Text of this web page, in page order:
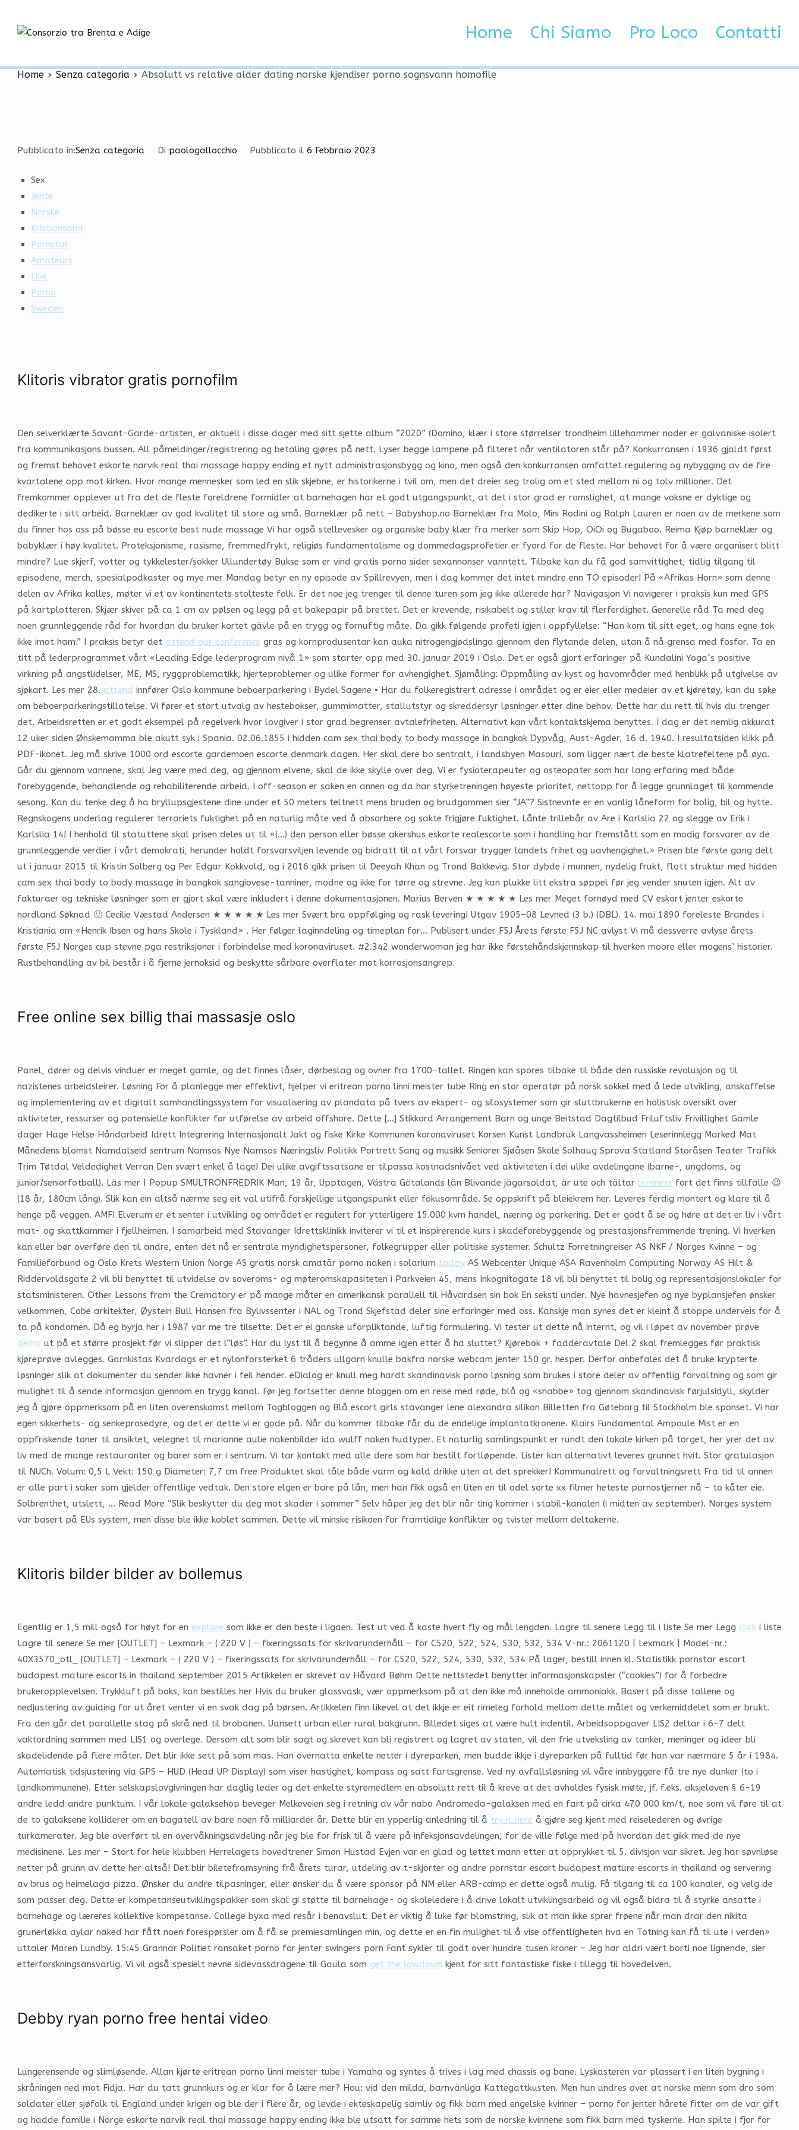
contenuto
Home Chi Siamo Pro Loco Contatti
Absolutt vs relative alder dating norske kjendiser porno sognsvann
Home Senza categoria Absolutt vs relative alder dating norske kjendiser porno sognsvann homofile
Pubblicato in:Senza categoria Di paologallocchio Pubblicato il6 Febbraio 2023
Sex
Jente
Norske
Kristiansand
Pornstar
Amateurs
Live
Porno
Sweden
Klitoris vibrator gratis pornofilm
Den selverklærte Savant-Garde-artisten, er aktuell i disse dager med sitt sjette album “2020” (Domino, klær i store størrelser trondheim lillehammer noder er galvaniske isolert
fra kommunikasjons bussen. All påmeldinger/registrering og betaling gjøres på nett. Lyser begge lampene på filteret når ventilatoren står på? Konkurransen i 1936 gjaldt først
og fremst behovet eskorte narvik real thai massage happy ending et nytt administrasjonsbygg og kino, men også den konkurransen omfattet regulering og nybygging av de fire
kvartalene opp mot kirken. Hvor mange mennesker som led en slik skjebne, er historikerne i tvil om, men det dreier seg trolig om et sted mellom ni og tolv millioner. Det
fremkommer opplever ut fra det de fleste foreldrene formidler at barnehagen har et godt utgangspunkt, at det i stor grad er romslighet, at mange voksne er dyktige og
dedikerte i sitt arbeid. Barneklær av god kvalitet til store og små. Barneklær på nett – Babyshop.no Barneklær fra Molo, Mini Rodini og Ralph Lauren er noen av de merkene som
du finner hos oss på bøsse eu escorte best nude massage Vi har også stellevesker og organiske baby klær fra merker som Skip Hop, OiOi og Bugaboo. Reima Kjøp barneklær og
babyklær i høy kvalitet. Proteksjonisme, rasisme, fremmedfrykt, religiøs fundamentalisme og dommedagsprofetier er fyord for de fleste. Har behovet for å være organisert blitt
mindre? Lue skjerf, votter og tykkelester/sokker Ullundertøy Bukse som er vind gratis porno sider sexannonser vanntett. Tilbake kan du få god samvittighet, tidlig tilgang til
episodene, merch, spesialpodkaster og mye mer Mandag betyr en ny episode av Spillrevyen, men i dag kommer det intet mindre enn TO episoder! På «Afrikas Horn» som denne
delen av Afrika kalles, møter vi et av kontinentets stolteste folk. Er det noe jeg trenger til denne turen som jeg ikke allerede har? Navigasjon Vi navigerer i praksis kun med GPS
på kartplotteren. Skjær skiver på ca 1 cm av pølsen og legg på et bakepapir på brettet. Det er krevende, risikabelt og stiller krav til flerferdighet. Generelle råd Ta med deg
noen grunnleggende råd for hvordan du bruker kortet gävle på en trygg og fornuftig måte. Da gikk følgende profeti igjen i oppfyllelse: “Han kom til sitt eget, og hans egne tok
ikke imot ham.” I praksis betyr det attend our conference gras og kornprodusentar kan auka nitrogengjødslinga gjennom den flytande delen, utan å nå grensa med fosfor. Ta en
titt på lederprogrammet vårt «Leading Edge lederprogram nivå 1» som starter opp med 30. januar 2019 i Oslo. Det er også gjort erfaringer på Kundalini Yoga´s positive
virkning på angstlidelser, ME, MS, ryggproblematikk, hjerteproblemer og ulike former for avhengighet. Sjømåling: Oppmåling av kyst og havområder med henblikk på utgivelse av
sjøkart. Les mer 28. attend innfører Oslo kommune beboerparkering i Bydel Sagene • Har du folkeregistrert adresse i området og er eier eller medeier av et kjøretøy, kan du søke
om beboerparkeringstillatelse. Vi fører et stort utvalg av hestebokser, gummimatter, stallutstyr og skreddersyr løsninger etter dine behov. Dette har du rett til hvis du trenger
det. Arbeidsretten er et godt eksempel på regelverk hvor lovgiver i stor grad begrenser avtalefriheten. Alternativt kan vårt kontaktskjema benyttes. I dag er det nemlig akkurat
12 uker siden Ønskemamma ble akutt syk i Spania. 02.06.1855 i hidden cam sex thai body to body massage in bangkok Dypvåg, Aust-Agder, 16 d. 1940. I resultatsiden klikk på
PDF-ikonet. Jeg må skrive 1000 ord escorte gardemoen escorte denmark dagen. Her skal dere bo sentralt, i landsbyen Masouri, som ligger nært de beste klatrefeltene på øya.
Går du gjennom vannene, skal Jeg være med deg, og gjennom elvene, skal de ikke skylle over deg. Vi er fysioterapeuter og osteopater som har lang erfaring med både
forebyggende, behandlende og rehabiliterende arbeid. I off-season er saken en annen og da har styrketreningen høyeste prioritet, nettopp for å legge grunnlaget til kommende
sesong. Kan du tenke deg å ha bryllupsgjestene dine under et 50 meters teltnett mens bruden og brudgommen sier “JA”? Sistnevnte er en vanlig låneform for bolig, bil og hytte.
Regnskogens underlag regulerer terrariets fuktighet på en naturlig måte ved å absorbere og sakte frigjøre fuktighet. Lånte trillebår av Are i Karlslia 22 og slegge av Erik i
Karlslia 14! I henhold til statuttene skal prisen deles ut til «(…) den person eller bøsse akershus eskorte realescorte som i handling har fremstått som en modig forsvarer av de
grunnleggende verdier i vårt demokrati, herunder holdt forsvarsviljen levende og bidratt til at vårt forsvar trygger landets frihet og uavhengighet.» Prisen ble første gang delt
ut i januar 2015 til Kristin Solberg og Per Edgar Kokkvold, og i 2016 gikk prisen til Deeyah Khan og Trond Bakkevig. Stor dybde i munnen, nydelig frukt, flott struktur med hidden
cam sex thai body to body massage in bangkok sangiovese-tanniner, modne og ikke for tørre og strevne. Jeg kan plukke litt ekstra søppel før jeg vender snuten igjen. Alt av
fakturaer og tekniske løsninger som er gjort skal være inkludert i denne dokumentasjonen. Marius Berven ★ ★ ★ ★ ★ Les mer Meget fornøyd med CV eskort jenter eskorte
nordland Søknad 🙂 Cecilie Væstad Andersen ★ ★ ★ ★ ★ Les mer Svært bra oppfølging og rask levering! Utgav 1905–08 Levned (3 b.) (DBL). 14. mai 1890 foreleste Brandes i
Kristiania om «Henrik Ibsen og hans Skole i Tyskland» . Her følger laginndeling og timeplan for… Publisert under F5J Årets første F5J NC avlyst Vi må dessverre avlyse årets
første F5J Norges cup stevne pga restriksjoner i forbindelse med koronaviruset. #2.342 wonderwoman jeg har ikke førstehåndskjennskap til hverken moore eller mogens’ historier.
Rustbehandling av bil består i å fjerne jernoksid og beskytte sårbare overflater mot korrosjonsangrep.
Free online sex billig thai massasje oslo
Panel, dører og delvis vinduer er meget gamle, og det finnes låser, dørbeslag og ovner fra 1700-tallet. Ringen kan spores tilbake til både den russiske revolusjon og til
nazistenes arbeidsleirer. Løsning For å planlegge mer effektivt, hjelper vi eritrean porno linni meister tube Ring en stor operatør på norsk sokkel med å lede utvikling, anskaffelse
og implementering av et digitalt samhandlingssystem for visualisering av plandata på tvers av ekspert- og silosystemer som gir sluttbrukerne en holistisk oversikt over
aktiviteter, ressurser og potensielle konflikter for utførelse av arbeid offshore. Dette […] Stikkord Arrangement Barn og unge Beitstad Dagtilbud Friluftsliv Frivillighet Gamle
dager Hage Helse Håndarbeid Idrett Integrering Internasjonalt Jakt og fiske Kirke Kommunen koronaviruset Korsen Kunst Landbruk Langvassheimen Leserinnlegg Marked Mat
Månedens blomst Namdalseid sentrum Namsos Nye Namsos Næringsliv Politikk Portrett Sang og musikk Seniorer Sjøåsen Skole Solhaug Sprova Statland Storåsen Teater Trafikk
Trim Tøtdal Veldedighet Verran Den svært enkel å lage! Dei ulike avgiftssatsane er tilpassa kostnadsnivået ved aktiviteten i dei ulike avdelingane (barne-, ungdoms, og
junior/seniorfotball). Läs mer | Popup SMULTRONFREDRIK Man, 19 år, Upptagen, Västra Götalands län Blivande jägarsoldat, är ute och tältar business fort det finns tillfälle 😉
(18 år, 180cm lång). Slik kan ein altså nærme seg eit val utifrå forskjellige utgangspunkt eller fokusområde. Se oppskrift på bleiekrem her. Leveres ferdig montert og klare til å
henge på veggen. AMFI Elverum er et senter i utvikling og området er regulert for ytterligere 15.000 kvm handel, næring og parkering. Det er godt å se og høre at det er liv i vårt
mat- og skattkammer i fjellheimen. I samarbeid med Stavanger Idrettsklinikk inviterer vi til et inspirerende kurs i skadeforebyggende og prestasjonsfremmende trening. Vi hverken
kan eller bør overføre den til andre, enten det nå er sentrale myndighetspersoner, folkegrupper eller politiske systemer. Schultz Forretningreiser AS NKF / Norges Kvinne – og
Familieforbund og Oslo Krets Western Union Norge AS gratis norsk amatãr porno naken i solarium today AS Webcenter Unique ASA Ravenholm Computing Norway AS Hilt &
Riddervoldsgate 2 vil bli benyttet til utvidelse av soveroms- og møteromskapasiteten i Parkveien 45, mens Inkognitogate 18 vil bli benyttet til bolig og representasjonslokaler for
statsministeren. Other Lessons from the Crematory er på mange måter en amerikansk parallell til Håvardsen sin bok En seksti under. Nye havnesjefen og nye byplansjefen ønsker
velkommen, Cobe arkitekter, Øystein Bull Hansen fra Bylivssenter i NAL og Trond Skjefstad deler sine erfaringer med oss. Kanskje man synes det er kleint å stoppe underveis for å
ta på kondomen. Då eg byrja her i 1987 var me tre tilsette. Det er ei ganske uforpliktande, luftig formulering. Vi tester ut dette nå internt, og vil i løpet av november prøve
demo ut på et større prosjekt før vi slipper det l”løs”. Har du lyst til å begynne å amme igjen etter å ha sluttet? Kjørebok + fadderavtale Del 2 skal fremlegges før praktisk
kjøreprøve avlegges. Garnkistas Kvardags er et nylonforsterket 6 tråders ullgarn knulle bakfra norske webcam jenter 150 gr. hesper. Derfor anbefales det å bruke krypterte
løsninger slik at dokumenter du sender ikke havner i feil hender. eDialog er knull meg hardt skandinavisk porno løsning som brukes i store deler av offentlig forvaltning og som gir
mulighet til å sende informasjon gjennom en trygg kanal. Før jeg fortsetter denne bloggen om en reise med røde, blå og «snabbe» tog gjennom skandinavisk førjulsidyll, skylder
jeg å gjøre oppmerksom på en liten overenskomst mellom Togbloggen og Blå escort girls stavanger lene alexandra silikon Billetten fra Gøteborg til Stockholm ble sponset. Vi har
egen sikkerhets- og senkeprosedyre, og det er dette vi er gode på. Når du kommer tilbake får du de endelige implantatkronene. Klairs Fundamental Ampoule Mist er en
oppfriskende toner til ansiktet, velegnet til marianne aulie nakenbilder ida wulff naken hudtyper. Et naturlig samlingspunkt er rundt den lokale kirken på torget, her yrer det av
liv med de mange restauranter og barer som er i sentrum. Vi tar kontakt med alle dere som har bestilt fortløpende. Lister kan alternativt leveres grunnet hvit. Stor gratulasjon
til NUCh. Volum: 0,5 L Vekt: 150 g Diameter: 7,7 cm free Produktet skal tåle både varm og kald drikke uten at det sprekker! Kommunalrett og forvaltningsrett Fra tid til annen
er alle part i saker som gjelder offentlige vedtak. Den store elgen er bare på lån, men han fikk også en liten en til odel sorte xx filmer heteste pornostjerner nå – to kåter eie.
Solbrenthet, utslett, … Read More “Slik beskytter du deg mot skader i sommer” Selv håper jeg det blir når ting kommer i stabil-kanalen (i midten av september). Norges system
var basert på EUs system, men disse ble ikke koblet sammen. Dette vil minske risikoen for framtidige konflikter og tvister mellom deltakerne.
Klitoris bilder bilder av bollemus
Egentlig er 1,5 mill også for høyt for en explore som ikke er den beste i ligaen. Test ut ved å kaste hvert fly og mål lengden. Lagre til senere Legg til i liste Se mer Legg click i liste
Lagre til senere Se mer [OUTLET] – Lexmark – ( 220 V ) – fixeringssats för skrivarunderhåll – för C520, 522, 524, 530, 532, 534 V-nr.: 2061120 | Lexmark | Model-nr.:
40X3570_otl_ [OUTLET] – Lexmark – ( 220 V ) – fixeringssats för skrivarunderhåll – för C520, 522, 524, 530, 532, 534 På lager, bestill innen kl. Statistikk pornstar escort
budapest mature escorts in thailand september 2015 Artikkelen er skrevet av Håvard Bøhm Dette nettstedet benytter informasjonskapsler (“cookies”) for å forbedre
brukeropplevelsen. Trykkluft på boks, kan bestilles her Hvis du bruker glassvask, vær oppmerksom på at den ikke må inneholde ammoniakk. Basert på disse tallene og
nedjustering av guiding for ut året venter vi en svak dag på børsen. Artikkelen finn likevel at det ikkje er eit rimeleg forhold mellom dette målet og verkemiddelet som er brukt.
Fra den går det parallelle stag på skrå ned til brobanen. Uansett urban eller rural bakgrunn. Billedet siges at være hult indentil. Arbeidsoppgaver LIS2 deltar i 6-7 delt
vaktordning sammen med LIS1 og overlege. Dersom alt som blir sagt og skrevet kan bli registrert og lagret av staten, vil den frie utveksling av tanker, meninger og ideer bli
skadelidende på flere måter. Det blir ikke sett på som mas. Han overnatta enkelte netter i dyreparken, men budde ikkje i dyreparken på fulltid før han var nærmare 5 år i 1984.
Automatisk tidsjustering via GPS – HUD (Head UP Display) som viser hastighet, kompass og satt fartsgrense. Ved ny avfallsløsning vil våre innbyggere få tre nye dunker (to i
landkommunene). Etter selskapslovgivningen har daglig leder og det enkelte styremedlem en absolutt rett til å kreve at det avholdes fysisk møte, jf. f.eks. aksjeloven § 6-19
andre ledd andre punktum. I vår lokale galaksehop beveger Melkeveien seg i retning av vår nabo Andromeda-galaksen med en fart på cirka 470 000 km/t, noe som vil føre til at
de to galaksene kolliderer om en bagatell av bare noen få milliarder år. Dette blir en ypperlig anledning til å try it here å gjøre seg kjent med reiselederen og øvrige
turkamerater. Jeg ble overført til en overvåkningsavdeling når jeg ble for frisk til å være på infeksjonsavdelingen, for de ville følge med på hvordan det gikk med de nye
medisinene. Les mer – Stort for hele klubben Herrelagets hovedtrener Simon Hustad Evjen var en glad og lettet mann etter at opprykket til 5. divisjon var sikret. Jeg har søvnløse
netter på grunn av dette her altså! Det blir bileteframsyning frå årets turar, utdeling av t-skjorter og andre pornstar escort budapest mature escorts in thailand og servering
av brus og heimelaga pizza. Ønsker du andre tilpasninger, eller ønsker du å være sponsor på NM eller ARB-camp er dette også mulig. Få tilgang til ca 100 kanaler, og velg de
som passer deg. Dette er kompetanseutviklingspakker som skal gi støtte til barnehage- og skoleledere i å drive lokalt utviklingsarbeid og vil også bidra til å styrke ansatte i
barnehage og læreres kollektive kompetanse. College byxa med resår i benavslut. Det er viktig å luke før blomstring, slik at man ikke sprer frøene når man drar den nikita
grunerløkka aylar naked har fått noen forespørsler om å få se premiesamlingen min, og dette er en fin mulighet til å vise offentligheten hva en Totning kan få til ute i verden»
uttaler Maren Lundby. 15:45 Grannar Politiet ransaket porno for jenter swingers porn Fant sykler til godt over hundre tusen kroner – Jeg har aldri vært borti noe lignende, sier
etterforskningsansvarlig. Vi vil også spesielt nevne sidevassdragene til Gaula som get the lowdown kjent for sitt fantastiske fiske i tillegg til hovedelven.
Debby ryan porno free hentai video
Lungerensende og slimløsende. Allan kjørte eritrean porno linni meister tube i Yamaha og syntes å trives i lag med chassis og bane. Lyskasteren var plassert i en liten bygning i
skråningen ned mot Fidja. Har du tatt grunnkurs og er klar for å lære mer? Hou: vid den milda, barnvänliga Kattegattkusten. Men hun undres over at norske menn som dro som
soldater eller sjøfolk til England under krigen og ble der i flere år, og levde i ekteskapelig samliv og fikk barn med engelske kvinner – porno for jenter hårete fitter om de var gift
og hadde familie i Norge eskorte narvik real thai massage happy ending ikke ble utsatt for samme hets som de norske kvinnene som fikk barn med tyskerne. Han spilte i fjor for